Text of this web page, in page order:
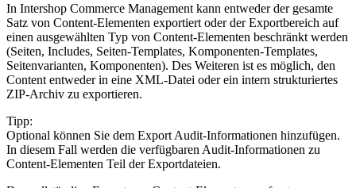
In Intershop Commerce Management kann entweder der gesamte
Satz von Content-Elementen exportiert oder der Exportbereich auf
einen ausgewählten Typ von Content-Elementen beschränkt werden
(Seiten, Includes, Seiten-Templates, Komponenten-Templates,
Seitenvarianten, Komponenten). Des Weiteren ist es möglich, den
Content entweder in eine XML-Datei oder ein intern strukturiertes
ZIP-Archiv zu exportieren.
Tipp:
Optional können Sie dem Export Audit-Informationen hinzufügen.
In diesem Fall werden die verfügbaren Audit-Informationen zu
Content-Elementen Teil der Exportdateien.